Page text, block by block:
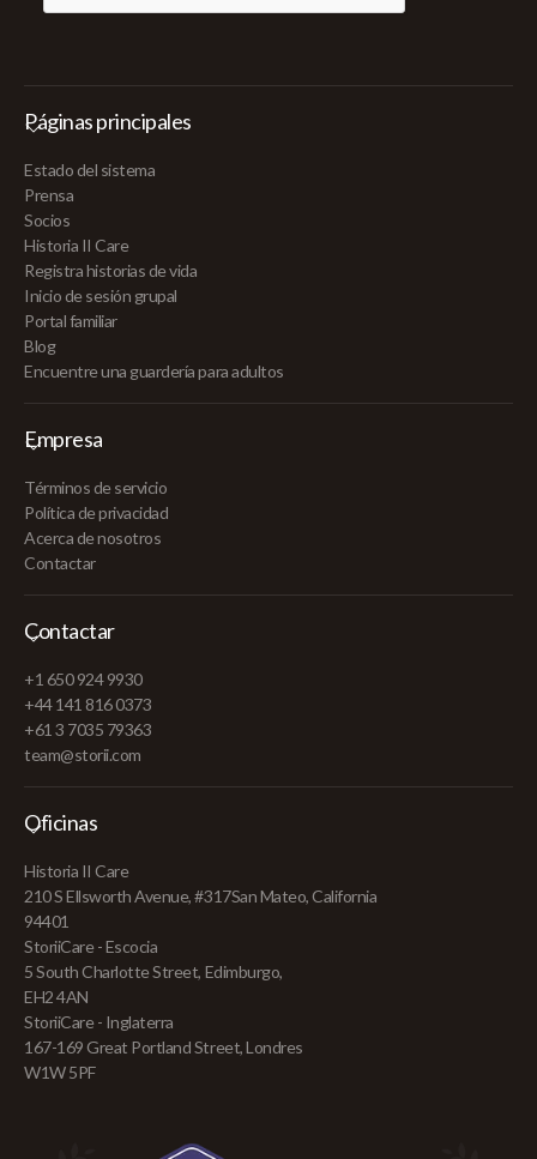
Páginas principales
Estado del sistema
Prensa
Socios
Historia II Care
Registra historias de vida
Inicio de sesión grupal
Portal familiar
Blog
Encuentre una guardería para adultos
Empresa
Términos de servicio
Política de privacidad
Acerca de nosotros
Contactar
Contactar
+1 650 924 9930
+44 141 816 0373
+61 3 7035 79363
team@storii.com
Oficinas
Historia II Care
210 S Ellsworth Avenue, #317San Mateo, California
94401
StoriiCare - Escocia
5 South Charlotte Street, Edimburgo,
EH2 4AN
StoriiCare - Inglaterra
167-169 Great Portland Street, Londres
W1W 5PF